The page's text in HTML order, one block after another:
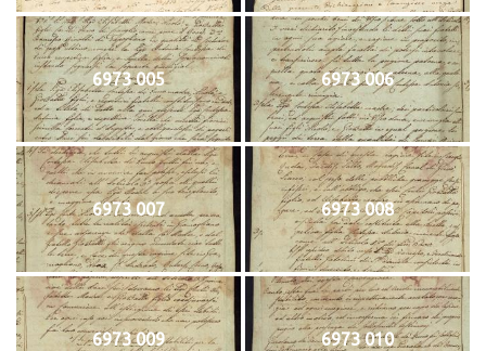
6973 005 6973 006
6973 007 6973 008
6973 009 6973 010